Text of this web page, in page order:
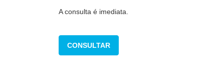
A consulta é imediata.
CONSULTAR